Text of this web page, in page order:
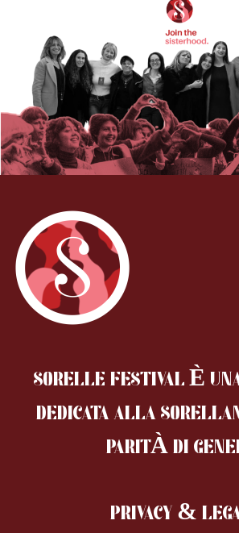
SORELLE FESTIVAL È
DEDICATA ALLA
PARITÀ DI
PRIVACY &